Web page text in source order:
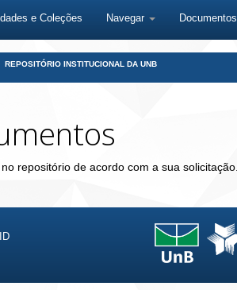
e Coleções Navegar Documentos
REPOSITÓRIO INSTITUCIONAL DA UNB
repositório de acordo com a sua solicitação.